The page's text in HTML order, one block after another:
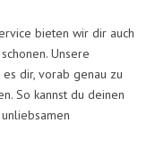
bieten wir dir auch
Unsere
dir, vorab genau zu
So kannst du deinen